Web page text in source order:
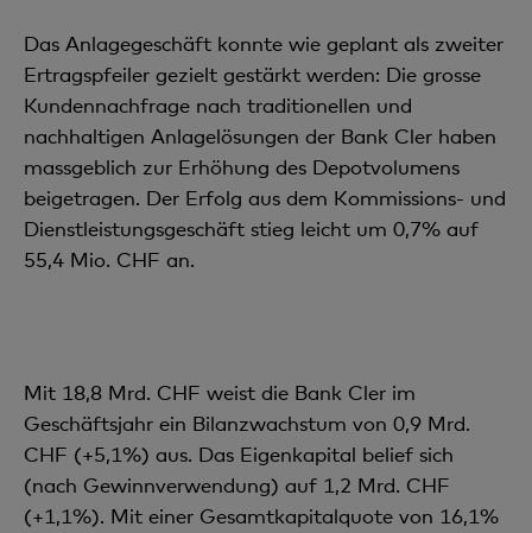
Das Anlagegeschäft konnte wie geplant als zweiter
Ertragspfeiler gezielt gestärkt werden: Die grosse
Kundennachfrage nach traditionellen und
nachhaltigen Anlagelösungen der Bank Cler haben
massgeblich zur Erhöhung des Depotvolumens
beigetragen. Der Erfolg aus dem Kommissions- und
Dienstleistungsgeschäft stieg leicht um 0,7% auf
55,4 Mio. CHF an.
Mit 18,8 Mrd. CHF weist die Bank Cler im
Geschäftsjahr ein Bilanzwachstum von 0,9 Mrd.
CHF (+5,1%) aus. Das Eigenkapital belief sich
(nach Gewinnverwendung) auf 1,2 Mrd. CHF
(+1,1%). Mit einer Gesamtkapitalquote von 16,1%